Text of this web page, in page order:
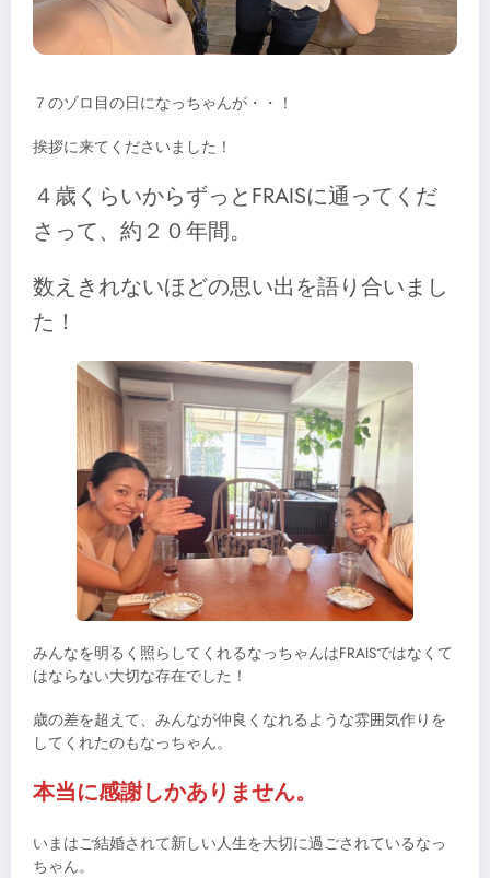
７のゾロ目の日になっちゃんが・・！
挨拶に来てくださいました！
４歳くらいからずっとFRAISに通ってくだ
さって、約２０年間。
数えきれないほどの思い出を語り合いまし
た！
みんなを明るく照らしてくれるなっちゃんはFRAISではなくて
はならない大切な存在でした！
歳の差を超えて、みんなが仲良くなれるような雰囲気作りを
してくれたのもなっちゃん。
本当に感謝しかありません。
いまはご結婚されて新しい人生を大切に過ごされているなっ
ちゃん。